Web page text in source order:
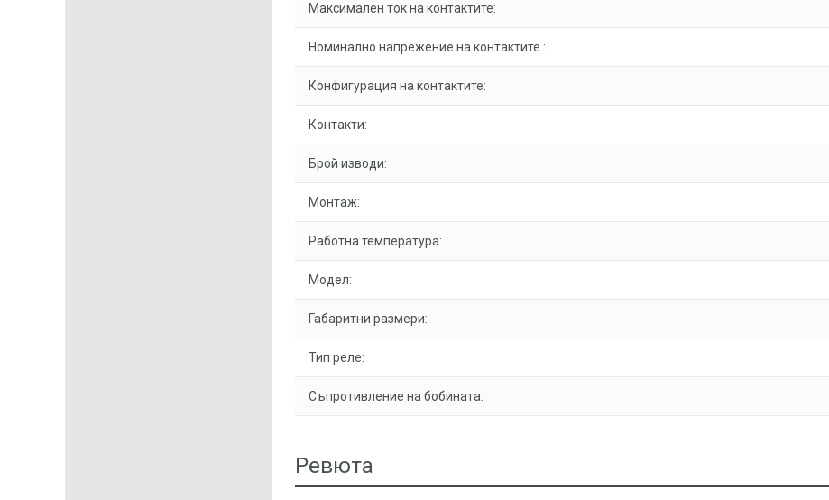
Максимален ток на контактите:
Номинално напрежение на контактите :
Конфигурация на контактите:
Контакти:
Брой изводи:
Монтаж:
Работна температура:
Модел:
Габаритни размери:
Тип реле:
Съпротивление на бобината:
Ревюта